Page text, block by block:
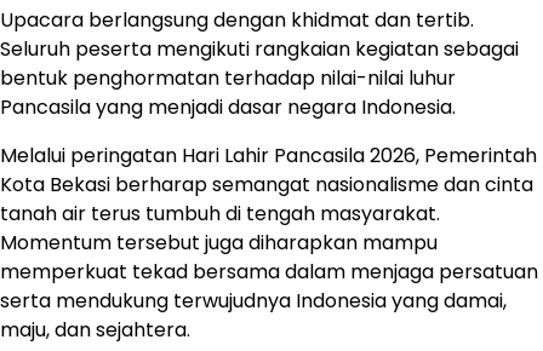
Upacara berlangsung dengan khidmat dan tertib.
Seluruh peserta mengikuti rangkaian kegiatan sebagai
bentuk penghormatan terhadap nilai-nilai luhur
Pancasila yang menjadi dasar negara Indonesia.
Melalui peringatan Hari Lahir Pancasila 2026, Pemerintah
Kota Bekasi berharap semangat nasionalisme dan cinta
tanah air terus tumbuh di tengah masyarakat.
Momentum tersebut juga diharapkan mampu
memperkuat tekad bersama dalam menjaga persatuan
serta mendukung terwujudnya Indonesia yang damai,
maju, dan sejahtera.